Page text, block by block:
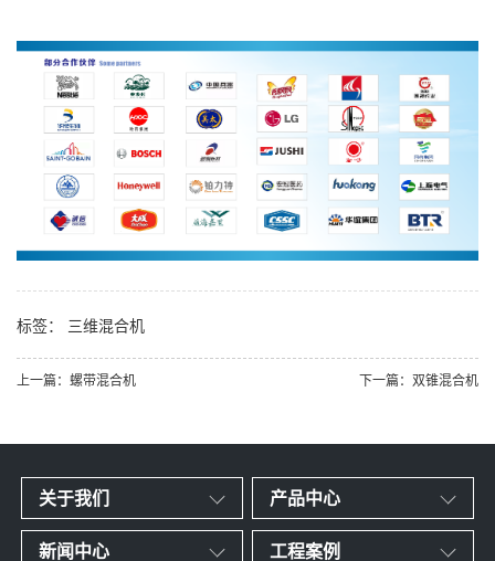
标签： 三维混合机
上一篇：螺带混合机 下一篇：双锥混合机
关于我们 产品中心
新闻中心 工程案例